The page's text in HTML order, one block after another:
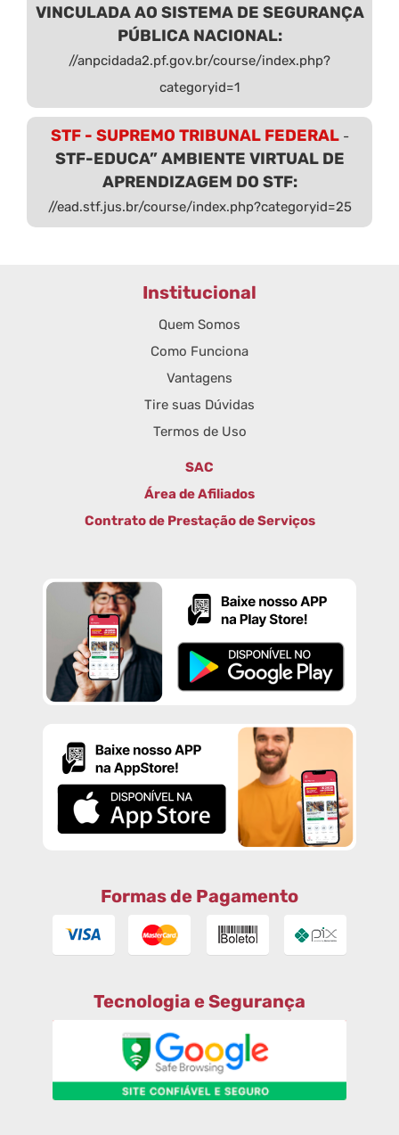
VINCULADA AO SISTEMA DE SEGURANÇA
PÚBLICA NACIONAL:
//anpcidada2.pf.gov.br/course/index.php?
categoryid=1
STF - SUPREMO TRIBUNAL FEDERAL-
STF-EDUCA” AMBIENTE VIRTUAL DE
APRENDIZAGEM DO STF:
//ead.stf.jus.br/course/index.php?categoryid=25
Institucional
Quem Somos
Como Funciona
Vantagens
Tire suas Dúvidas
Termos de Uso
SAC
Área de Afiliados
Contrato de Prestação de Serviços
Formas de Pagamento
Tecnologia e Segurança